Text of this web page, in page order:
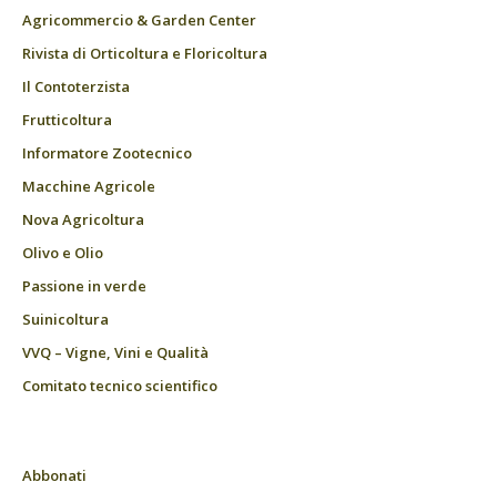
Agricommercio & Garden Center
Rivista di Orticoltura e Floricoltura
Il Contoterzista
Frutticoltura
Informatore Zootecnico
Macchine Agricole
Nova Agricoltura
Olivo e Olio
Passione in verde
Suinicoltura
VVQ – Vigne, Vini e Qualità
Comitato tecnico scientifico
Abbonati